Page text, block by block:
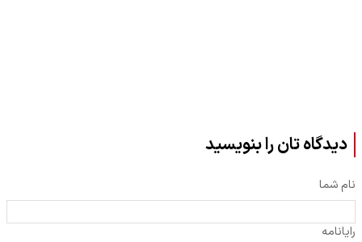
دیدگاه تان را بنویسید
نام شما
رایانامه